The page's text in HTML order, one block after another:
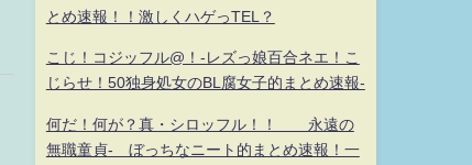
とめ速報！！激しくハゲっTEL？
こじ！コジッフル@！-レズっ娘百合ネエ！こ
じらせ！50独身処女のBL腐女子的まとめ速報-
何だ！何が？真・シロッフル！！ 永遠の
無職童貞- ぼっちなニート的まとめ速報！一